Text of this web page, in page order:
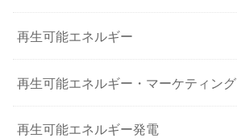
再生可能エネルギー
再生可能エネルギー・マーケティング
再生可能エネルギー発電